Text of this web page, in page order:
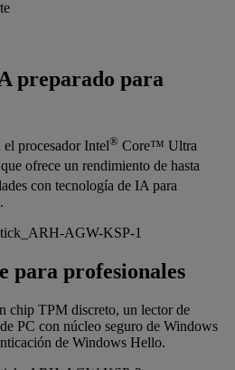
preparado para
procesador Intel® Core™ Ultra
ofrece un rendimiento de hasta
con tecnología de IA para
para profesionales
chip TPM discreto, un lector de
PC con núcleo seguro de Windows
de Windows Hello.